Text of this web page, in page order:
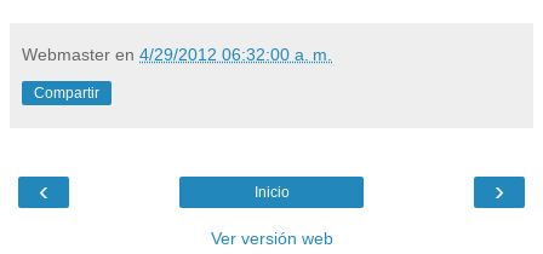
Webmaster en 4/29/2012 06:32:00 a. m.
Compartir
‹ ›
Inicio
Ver versión web